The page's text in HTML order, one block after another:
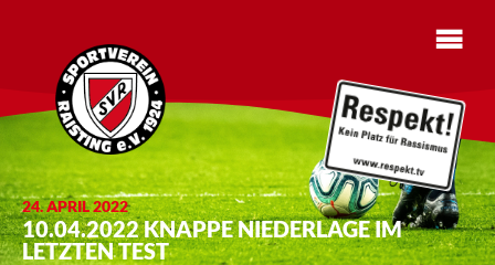
24. APRIL 2022
10.04.2022 KNAPPE NIEDERLAGE IM
LETZTEN TEST